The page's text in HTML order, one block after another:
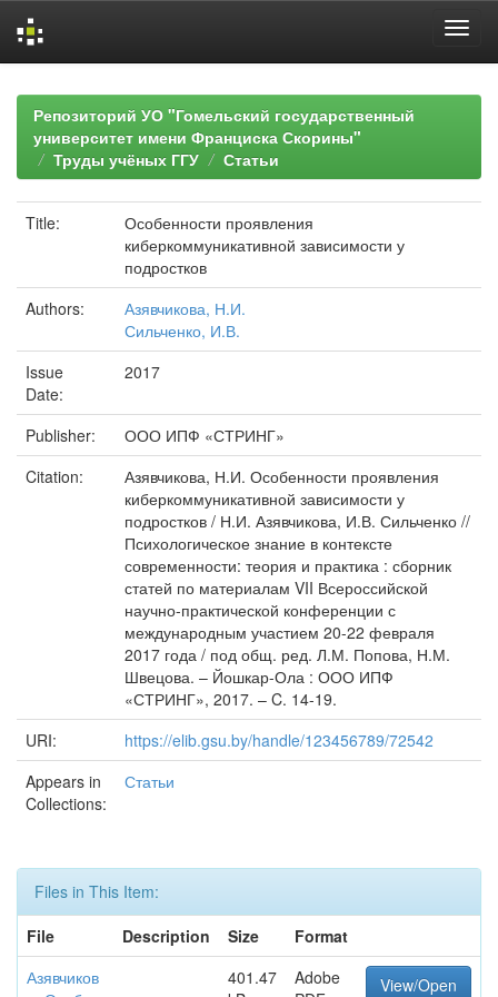
navigationРепозиторий УО "Гомельский государственный
университет имени Франциска Скорины"
Труды учёных ГГУ
Статьи
Title:
Особенности проявления
киберкоммуникативной зависимости у
подростков
Authors:
Азявчикова, Н.И.
Сильченко, И.В.
Issue
Date:
2017
Publisher:
ООО ИПФ «СТРИНГ»
Citation:
Азявчикова, Н.И. Особенности проявления
киберкоммуникативной зависимости у
подростков / Н.И. Азявчикова, И.В. Сильченко //
Психологическое знание в контексте
современности: теория и практика : сборник
статей по материалам VII Всероссийской
научно-практической конференции с
международным участием 20-22 февраля
2017 года / под общ. ред. Л.М. Попова, Н.М.
Швецова. – Йошкар-Ола : ООО ИПФ
«СТРИНГ», 2017. – C. 14-19.
URI:
https://elib.gsu.by/handle/123456789/72542
Appears in
Collections:
Статьи
Files in This Item:
File
Description Size
Format
Азявчиков
401.47
Adobe
View/Open